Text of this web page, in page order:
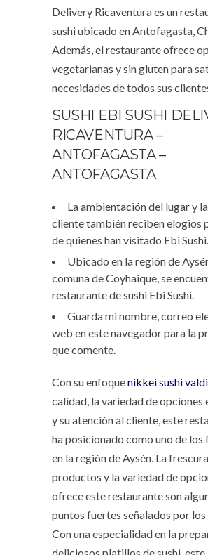
Delivery Ricaventura es un
sushi ubicado en Antofagasta,
Además, el restaurante ofrece
vegetarianas y sin gluten para
necesidades de todos sus
SUSHI EBI SUSHI
RICAVENTURA –
ANTOFAGASTA –
ANTOFAGASTA
La ambientación del lugar y
cliente también reciben elogios
de quienes han visitado Ebi Sushi.
Ubicado en la región de
comuna de Coyhaique, se
restaurante de sushi Ebi Sushi.
Guarda mi nombre, correo
web en este navegador para la
que comente.
Con su enfoquenikkei sushi
calidad, la variedad de opciones
y su atención al cliente, este
ha posicionado como uno de
en la región de Aysén. La
productos y la variedad de
ofrece este restaurante son
puntos fuertes señalados por
Con una especialidad en la